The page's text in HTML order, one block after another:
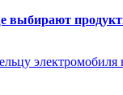
выбирают